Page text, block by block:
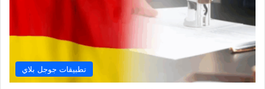
تطبيقات جوجل بلاي